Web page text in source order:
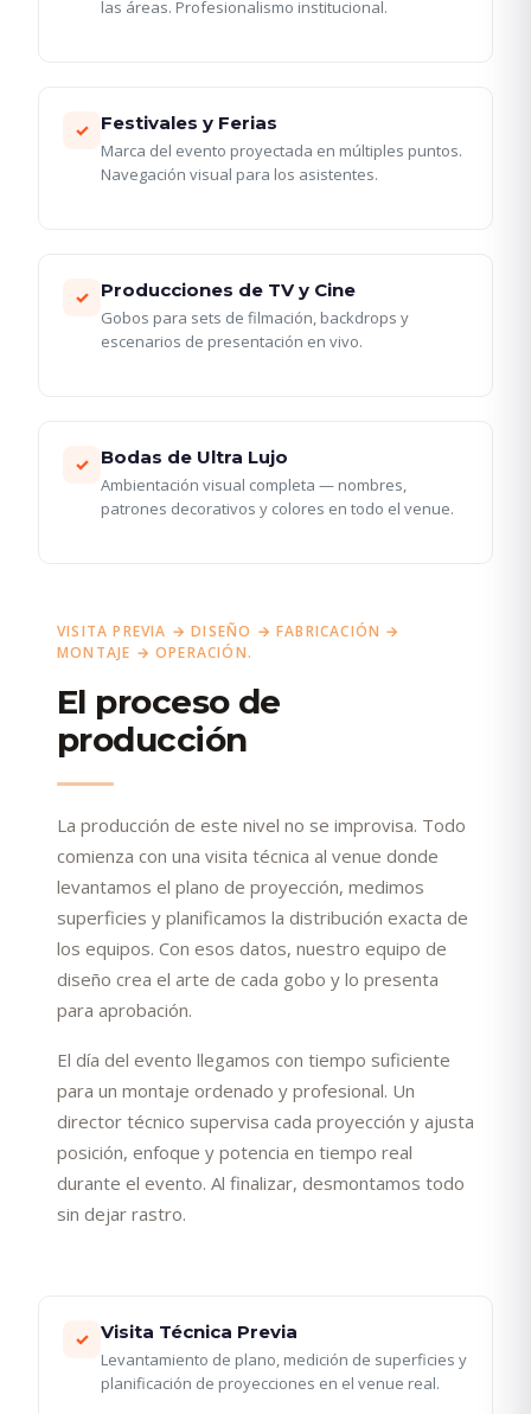
las áreas. Profesionalismo institucional.
✓ Festivales y Ferias
Marca del evento proyectada en múltiples puntos.
Navegación visual para los asistentes.
✓ Producciones de TV y Cine
Gobos para sets de filmación, backdrops y
escenarios de presentación en vivo.
✓ Bodas de Ultra Lujo
Ambientación visual completa — nombres,
patrones decorativos y colores en todo el venue.
VISITA PREVIA → DISEÑO → FABRICACIÓN →
MONTAJE → OPERACIÓN.
El proceso de
producción
La producción de este nivel no se improvisa. Todo
comienza con una visita técnica al venue donde
levantamos el plano de proyección, medimos
superficies y planificamos la distribución exacta de
los equipos. Con esos datos, nuestro equipo de
diseño crea el arte de cada gobo y lo presenta
para aprobación.
El día del evento llegamos con tiempo suficiente
para un montaje ordenado y profesional. Un
director técnico supervisa cada proyección y ajusta
posición, enfoque y potencia en tiempo real
durante el evento. Al finalizar, desmontamos todo
sin dejar rastro.
✓ Visita Técnica Previa
Levantamiento de plano, medición de superficies y
planificación de proyecciones en el venue real.